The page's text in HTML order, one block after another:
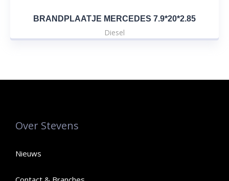
BRANDPLAATJE MERCEDES 7.9*20*2.85
Diesel
Over Stevens
Nieuws